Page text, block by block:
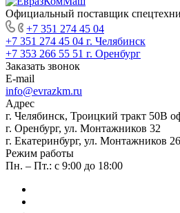
Официальный поставщик
+7 351 274 45 04
+7 351 274 45 04 г. Челябинск
+7 353 266 55 51 г. Оренбург
Заказать звонок
E-mail
info@evrazkm.ru
Адрес
г. Челябинск, Троицкий тракт 50В
г. Оренбург, ул. Монтажников 32
г. Екатеринбург, ул. Монтажников
Режим работы
Пн. – Пт.: с 9:00 до 18:00